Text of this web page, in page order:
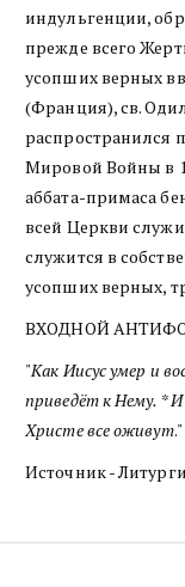
индульгенции,
прежде всего
усопших верных
(Франция), св.
распространился
Мировой Войны в
аббата-примаса
всей Церкви
служится в
усопших верных,
ВХОДНОЙ
"Как Иисус умер и
приведёт к Нему. *
Христе все оживут
Источник -